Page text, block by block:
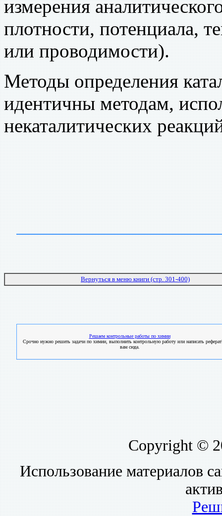
измерения
плотности, потенциала,
или проводимости).
Методы определения
идентичны методам,
некаталитических
Вернуться в меню книги (стр. 301-400)
Решаем контрольные работы по химии
Срочно нужно решить задачи по химии, выполнить контрольную работу или написать
вам сюда.
Copyright ©
Использование материалов